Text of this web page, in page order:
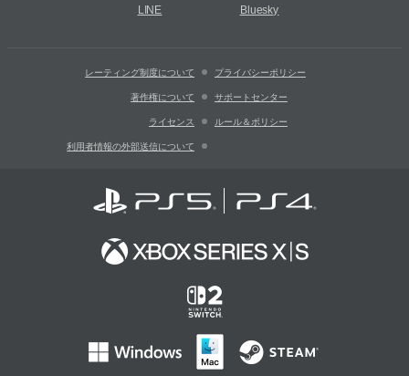
LINE Bluesky
レーティング制度について プライバシーポリシー
著作権について サポートセンター
ライセンス ルール＆ポリシー
利用者情報の外部送信について